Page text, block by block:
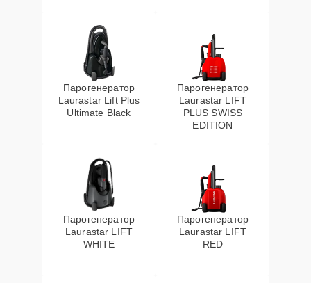
Парогенератор
Laurastar Lift Plus
Ultimate Black
Парогенератор
Laurastar LIFT
PLUS SWISS
EDITION
Парогенератор
Laurastar LIFT
WHITE
Парогенератор
Laurastar LIFT
RED